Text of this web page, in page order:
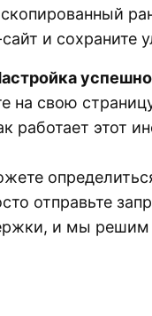
и сохраните
на свою
работает этот
отправьте
и мы